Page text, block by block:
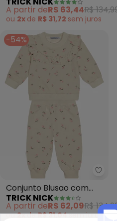
Legging (Bege)
A partir deR$ 63,44R$
ou 2x de R$ 31,72 sem juros
-54%
Conjunto Blusao com
Calca (Bege)
TRICK NICK
A partir deR$ 62,09R$
ou2xdeR$ 31,04semjuros